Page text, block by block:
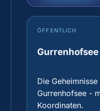
ÖFFENTLICH
Gurrenhofsee
Die Geheimnisse
Gurrenhofsee -
Koordinaten.